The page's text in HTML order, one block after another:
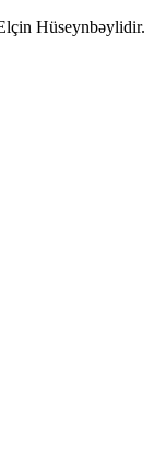
Hüseynbəylidir.